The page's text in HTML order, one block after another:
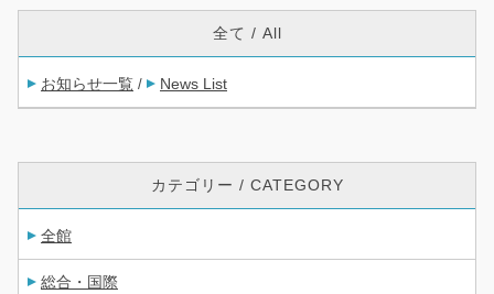
全て / All
お知らせ一覧 / News List
カテゴリー / CATEGORY
全館
総合・国際